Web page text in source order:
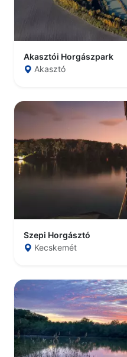
Akasztói Horgászpark
Akasztó
Szepi Horgásztó
Kecskemét